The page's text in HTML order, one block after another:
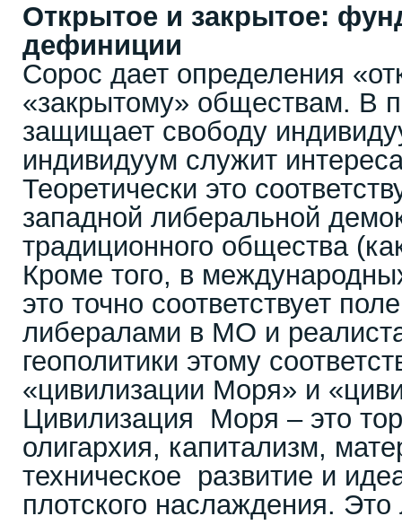
Открытое и закрытое:
дефиниции
Сорос дает определения
«закрытому» обществам. В
защищает свободу
индивидуум служит
Теоретически это
западной либеральной
традиционного общества
Кроме того, в
это точно соответствует
либералами в МО и
геополитики этому
«цивилизации Моря» и
Цивилизация Моря – это
олигархия, капитализм,
техническое развитие и
плотского наслаждения.